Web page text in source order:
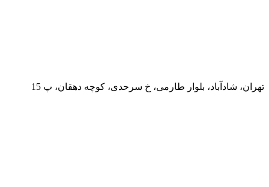
تهران، شادآباد، بلوار طارمی، خ سرحدی، کوچه دهقان، پ 15